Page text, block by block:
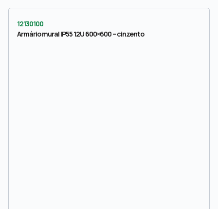
12130100
Armário mural IP55 12U 600×600 – cinzento